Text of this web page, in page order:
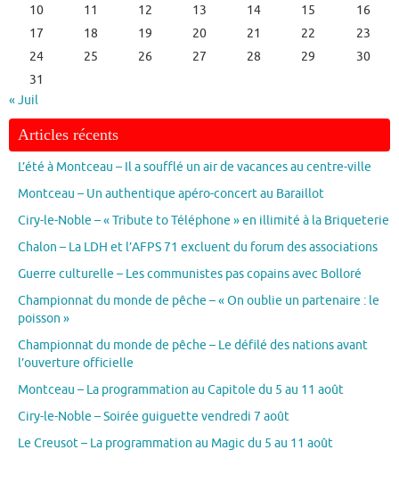
10
11 12 13 14 15
16
17
18 19 20 21 22
23
24
25 26 27 28 29
30
31
« Juil
Articles récents
L’été à Montceau – Il a soufflé un air de vacances au centre-ville
Montceau – Un authentique apéro-concert au Baraillot
Ciry-le-Noble – « Tribute to Téléphone » en illimité à la Briqueterie
Chalon – La LDH et l’AFPS 71 excluent du forum des associations
Guerre culturelle – Les communistes pas copains avec Bolloré
Championnat du monde de pêche – « On oublie un partenaire : le
poisson »
Championnat du monde de pêche – Le défilé des nations avant
l’ouverture officielle
Montceau – La programmation au Capitole du 5 au 11 août
Ciry-le-Noble – Soirée guiguette vendredi 7 août
Le Creusot – La programmation au Magic du 5 au 11 août